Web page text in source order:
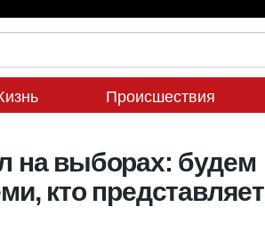
Происшествия
на выборах: будем
кто представляет